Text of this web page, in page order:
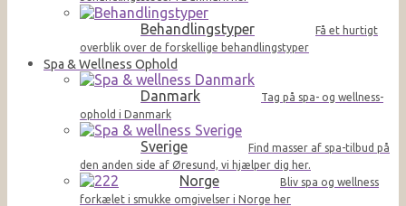
Behandlingstyper
Få et hurtigt
overblik over de forskellige behandlingstyper
Spa & Wellness Ophold
Danmark
Tag på spa- og wellness-
ophold i Danmark
Sverige
Find masser af spa-tilbud på
den anden side af Øresund, vi hjælper dig her.
Norge
Bliv spa og wellness
forkælet i smukke omgivelser i Norge her